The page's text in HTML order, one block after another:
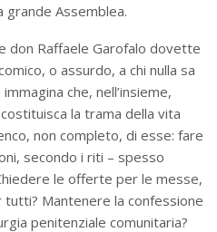
grande Assemblea.
don Raffaele Garofalo dovette
o assurdo, a chi nulla sa
che, nell’insieme,
la trama della vita
non completo, di esse: fare
secondo i riti – spesso
le offerte per le messe,
Mantenere la confessione
penitenziale comunitaria?